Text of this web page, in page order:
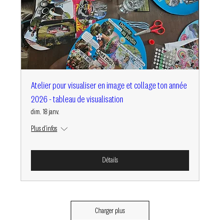
Atelier pour visualiser en image et collage ton année
2026 - tableau de visualisation
dim. 18 janv.
Plus d'infos
Détails
Charger plus